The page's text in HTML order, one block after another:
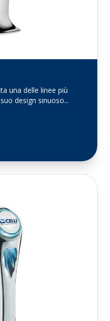
una delle linee più
design sinuoso...